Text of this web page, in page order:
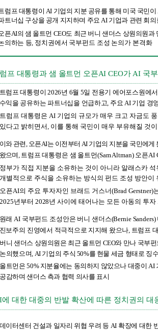
럼프 대통령이 AI 기업의 지분 공유를 통해 미국 국민
트너십 구상을 공개 지지하며 주요 AI 기업과 관련 회
픈AI의 샘 올트먼 CEO도 최근 버니 샌더스 상원의원
의하는 등, 정치권에서 국부펀드 조성 논의가 본격화
프 대통령과 샘 올트먼 오픈AI CEO가 AI 국
트럼프 대통령이 2026년 6월 5일 전용기 에어포스원에
수익을 공유하는 파트너십을 언급하고, 주요 AI 기업 경
트럼프 대통령은 AI 기업의 규모가 매우 크고 자금도
있다고 밝히면서, 이를 통해 국민이 매우 부유해질 것
이와 관련, 오픈AI는 이전부터 AI 기업의 지분을 국민에
왔으며, 트럼프 대통령은 샘 올트먼(Sam Altman) 오픈
정부가 직접 지분을 소유하는 것이 아니라 알래스카
개별적으로 주식을 소유하는 방식의 펀드 조성 방안이
오픈AI의 주요 투자자인 브래드 거스너(Brad
2025년 부터 2028년 사이에 태어나는 모든 아동의 투
원래 AI 국부펀드 조성안은 버니 샌더스(Bernie
진보주의 진영에서 적극적으로 지지해 왔으나, 트럼프
버니 샌더스 상원의원은 최근 올트먼 CEO와 만나 국부
논의했으며, AI 기업의 주식 50%를 현물 세금 형태로 징
올트먼은 50% 지분율에는 동의하지 않았으나 대중이
공감하며 샌더스 측과 협력 의사를 표시
에 대한 대중의 반발 확산에 따른 정치권의 대
데이터센터 건설과 일자리 위협 우려 등 AI 확장에 대한